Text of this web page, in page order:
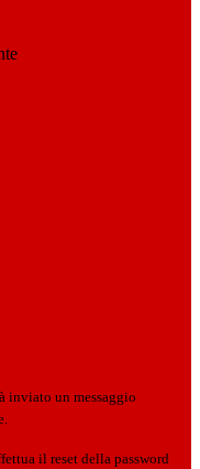
inviato un messaggio
il reset della password